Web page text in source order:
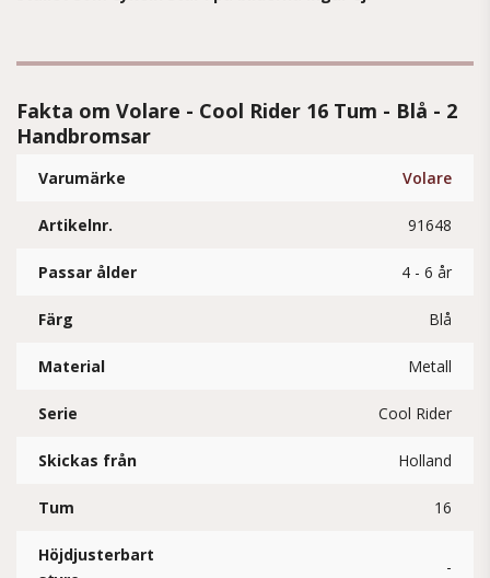
Fakta om Volare - Cool Rider 16 Tum - Blå - 2
Handbromsar
Varumärke Volare
Artikelnr. 91648
Passar ålder 4 - 6 år
Färg Blå
Material Metall
Serie Cool Rider
Skickas från Holland
Tum 16
Höjdjusterbart
-